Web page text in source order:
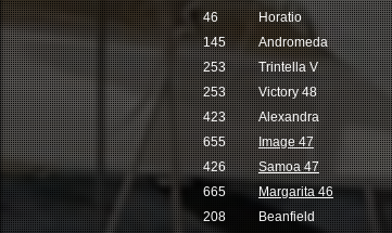
46
Horatio
145
Andromeda
253
Trintella V
253
Victory 48
423
Alexandra
655
Image 47
426
Samoa 47
665
Margarita 46
208
Beanfield